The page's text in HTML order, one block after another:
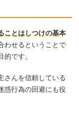
ことはしつけの基本
わせるということで
です。
さんを信頼している
惑行為の回避にも役